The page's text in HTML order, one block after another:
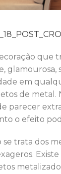
que
glamourosa,
em
de metal.
parecer
o efeito
trata dos